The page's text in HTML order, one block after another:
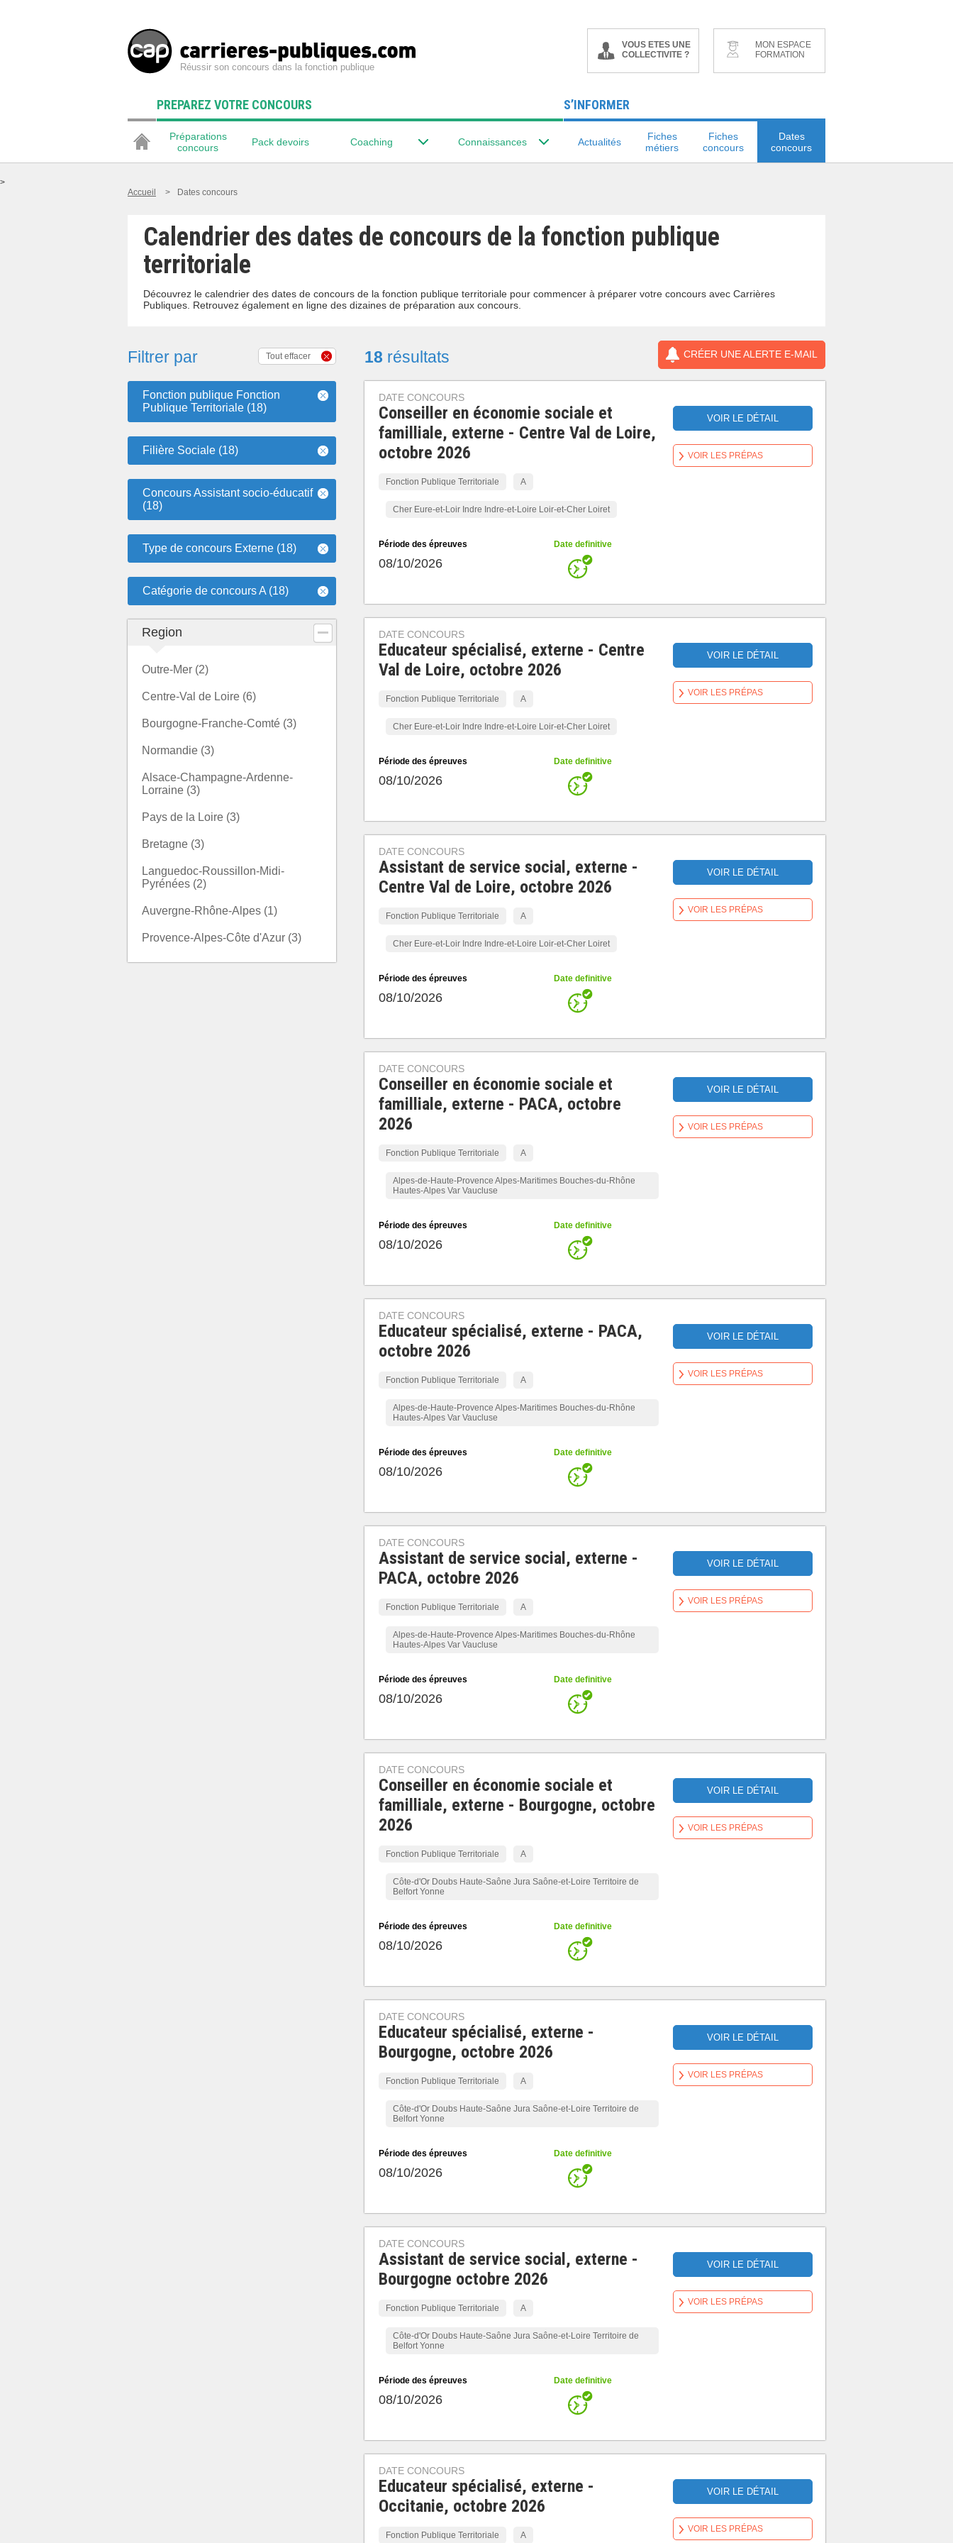
Réussir son concours dans la fonction publique
VOUS ETES UNE
COLLECTIVITE ?
MON ESPACE
FORMATION
PREPAREZ VOTRE CONCOURS
Préparations
concours
Pack devoirs Coaching Connaissances
S’INFORMER
Actualités
Fiches
métiers
Fiches
concours
Dates
concours
>
Accueil
> Dates concours
Calendrier des dates de concours de la fonction publique
territoriale
Découvrez le calendrier des dates de concours de la fonction publique territoriale pour commencer à préparer votre concours avec Carrières
Publiques. Retrouvez également en ligne des dizaines de préparation aux concours.
Filtrer par Tout effacer
Fonction publique Fonction
Publique Territoriale (18)
Filière Sociale (18)
Concours Assistant socio-éducatif
(18)
Type de concours Externe (18)
Catégorie de concours A (18)
Region
Outre-Mer (2)
Centre-Val de Loire (6)
Bourgogne-Franche-Comté (3)
Normandie (3)
Alsace-Champagne-Ardenne-
Lorraine (3)
Pays de la Loire (3)
Bretagne (3)
Languedoc-Roussillon-Midi-
Pyrénées (2)
Auvergne-Rhône-Alpes (1)
Provence-Alpes-Côte d'Azur (3)
18 résultats CRÉER UNE ALERTE E-MAIL
DATE CONCOURS
Conseiller en économie sociale et
familliale, externe - Centre Val de Loire,
octobre 2026
Fonction Publique Territoriale A
Cher Eure-et-Loir Indre Indre-et-Loire Loir-et-Cher Loiret
Période des épreuves
08/10/2026
Date definitive
VOIR LE DÉTAIL
VOIR LES PRÉPAS
DATE CONCOURS
Educateur spécialisé, externe - Centre
Val de Loire, octobre 2026
Fonction Publique Territoriale A
Cher Eure-et-Loir Indre Indre-et-Loire Loir-et-Cher Loiret
Période des épreuves
08/10/2026
Date definitive
VOIR LE DÉTAIL
VOIR LES PRÉPAS
DATE CONCOURS
Assistant de service social, externe -
Centre Val de Loire, octobre 2026
Fonction Publique Territoriale A
Cher Eure-et-Loir Indre Indre-et-Loire Loir-et-Cher Loiret
Période des épreuves
08/10/2026
Date definitive
VOIR LE DÉTAIL
VOIR LES PRÉPAS
DATE CONCOURS
Conseiller en économie sociale et
familliale, externe - PACA, octobre
2026
Fonction Publique Territoriale A
Alpes-de-Haute-Provence Alpes-Maritimes Bouches-du-Rhône
Hautes-Alpes Var Vaucluse
Période des épreuves
08/10/2026
Date definitive
VOIR LE DÉTAIL
VOIR LES PRÉPAS
DATE CONCOURS
Educateur spécialisé, externe - PACA,
octobre 2026
Fonction Publique Territoriale A
Alpes-de-Haute-Provence Alpes-Maritimes Bouches-du-Rhône
Hautes-Alpes Var Vaucluse
Période des épreuves
08/10/2026
Date definitive
VOIR LE DÉTAIL
VOIR LES PRÉPAS
DATE CONCOURS
Assistant de service social, externe -
PACA, octobre 2026
Fonction Publique Territoriale A
Alpes-de-Haute-Provence Alpes-Maritimes Bouches-du-Rhône
Hautes-Alpes Var Vaucluse
Période des épreuves
08/10/2026
Date definitive
VOIR LE DÉTAIL
VOIR LES PRÉPAS
DATE CONCOURS
Conseiller en économie sociale et
familliale, externe - Bourgogne, octobre
2026
Fonction Publique Territoriale A
Côte-d'Or Doubs Haute-Saône Jura Saône-et-Loire Territoire de
Belfort Yonne
Période des épreuves
08/10/2026
Date definitive
VOIR LE DÉTAIL
VOIR LES PRÉPAS
DATE CONCOURS
Educateur spécialisé, externe -
Bourgogne, octobre 2026
Fonction Publique Territoriale A
Côte-d'Or Doubs Haute-Saône Jura Saône-et-Loire Territoire de
Belfort Yonne
Période des épreuves
08/10/2026
Date definitive
VOIR LE DÉTAIL
VOIR LES PRÉPAS
DATE CONCOURS
Assistant de service social, externe -
Bourgogne octobre 2026
Fonction Publique Territoriale A
Côte-d'Or Doubs Haute-Saône Jura Saône-et-Loire Territoire de
Belfort Yonne
Période des épreuves
08/10/2026
Date definitive
VOIR LE DÉTAIL
VOIR LES PRÉPAS
DATE CONCOURS
Educateur spécialisé, externe -
Occitanie, octobre 2026
Fonction Publique Territoriale A
VOIR LE DÉTAIL
VOIR LES PRÉPAS